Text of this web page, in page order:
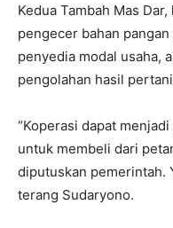
Kedua Tambah Mas
pengecer bahan
penyedia modal usaha,
pengolahan hasil
“Koperasi dapat
untuk membeli dari
diputuskan pemerintah.
terang Sudaryono.